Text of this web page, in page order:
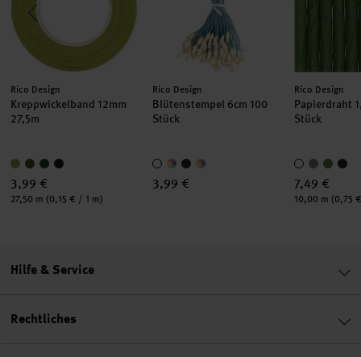
Hersteller:
Rico Design
Kreppwickelband 12mm
27,5m
3,99 €
Inhalt:
27,50 m (0,15 € / 1 m)
Hersteller:
Rico Design
Blütenstempel 6cm 100
Stück
3,99 €
Hersteller:
Rico Design
Papierdraht
Stück
7,49 €
Inhalt:
10,00 m (0,75
Hilfe & Service
Rechtliches